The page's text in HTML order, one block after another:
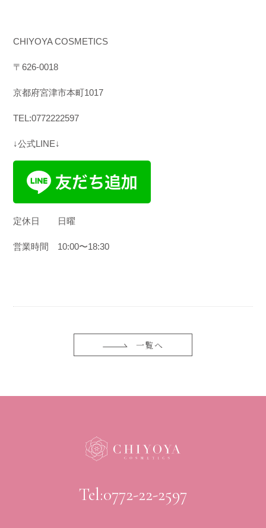
CHIYOYA COSMETICS
〒 626-0018
京都府宮津市本町1017
TEL:0772222597
↓公式LINE↓
定休日 日曜
営業時間 10:00〜18:30
一覧へ
Tel:0772-22-2597